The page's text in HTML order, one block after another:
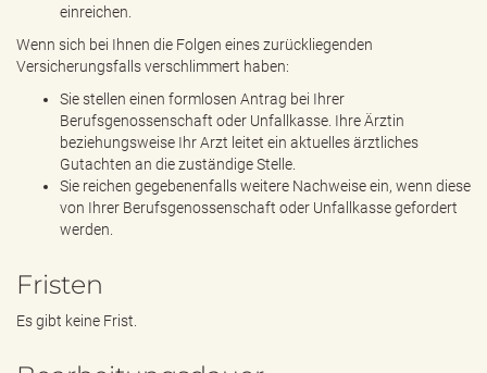
einreichen.
Wenn sich bei Ihnen die Folgen eines zurückliegenden
Versicherungsfalls verschlimmert haben:
Sie stellen einen formlosen Antrag bei Ihrer
Berufsgenossenschaft oder Unfallkasse. Ihre Ärztin
beziehungsweise Ihr Arzt leitet ein aktuelles ärztliches
Gutachten an die zuständige Stelle.
Sie reichen gegebenenfalls weitere Nachweise ein, wenn diese
von Ihrer Berufsgenossenschaft oder Unfallkasse gefordert
werden.
Fristen
Es gibt keine Frist.